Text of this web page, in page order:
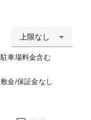
上限なし
駐車場料金含む
敷金/保証金なし